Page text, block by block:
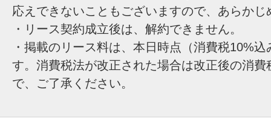
応えできないこともございますので、あらか
・リース契約成立後は、解約できません。
・掲載のリース料は、本日時点（消費税10%
す。消費税法が改正された場合は改正後の消費
で、ご了承ください。